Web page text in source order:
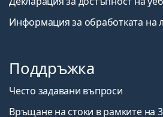
Информация за обработката на
Поддръжка
Често задавани въпроси
Връщане на стоки в рамките на